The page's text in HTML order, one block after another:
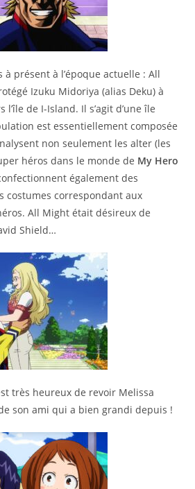
présent à l’époque actuelle : All
Izuku Midoriya (alias Deku) à
de I-Island. Il s’agit d’une île
est essentiellement composée
non seulement les alter (les
héros dans le monde de My Hero
également des
costumes correspondant aux
All Might était désireux de
Shield…
très heureux de revoir Melissa
son ami qui a bien grandi depuis !